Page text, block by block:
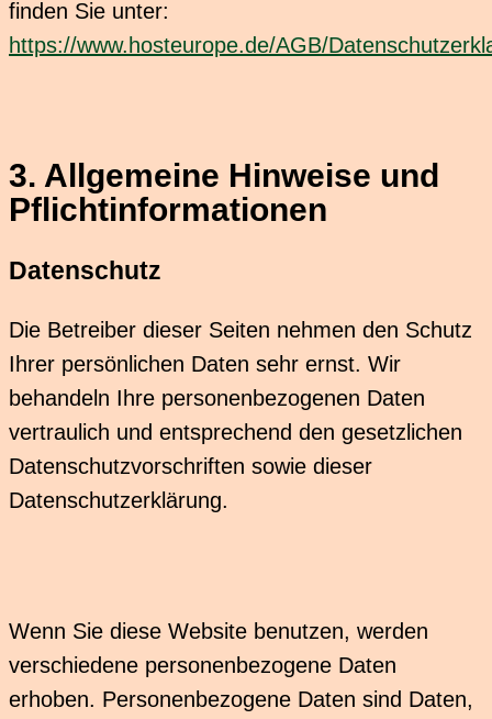
finden Sie unter:
https://www.hosteurope.de/AGB/
3. Allgemeine Hinweise und
Pflicht­informationen
Datenschutz
Die Betreiber dieser Seiten nehmen den Schutz
Ihrer persönlichen Daten sehr ernst. Wir
behandeln Ihre personenbezogenen Daten
vertraulich und entsprechend den gesetzlichen
Datenschutzvorschriften sowie dieser
Datenschutzerklärung.
Wenn Sie diese Website benutzen, werden
verschiedene personenbezogene Daten
erhoben. Personenbezogene Daten sind Daten,